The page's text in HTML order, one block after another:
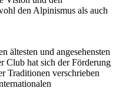
den Alpinismus als auch
ältesten und angesehensten
Club hat sich der Förderung
Traditionen verschrieben